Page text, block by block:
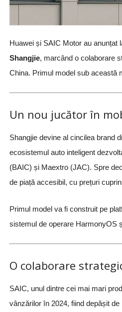
Huawei și SAIC Motor au anunțat
Shangjie, marcând o colaborare
China. Primul model sub această
Un nou jucător în
Shangjie devine al cincilea brand
ecosistemul auto inteligent
(BAIC) și Maextro (JAC). Spre
de piață accesibil, cu prețuri
Primul model va fi construit pe
sistemul de operare HarmonyOS
O colaborare
SAIC, unul dintre cei mai mari
vânzărilor în 2024, fiind depășit